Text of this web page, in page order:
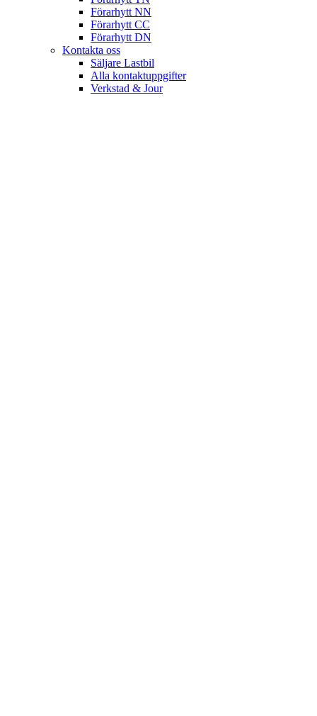
Förarhytt NN
Förarhytt CC
Förarhytt DN
Kontakta oss
Säljare Lastbil
Alla kontaktuppgifter
Verkstad & Jour